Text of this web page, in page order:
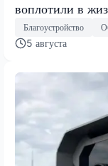
воплотили в
Благоустройство
5 августа